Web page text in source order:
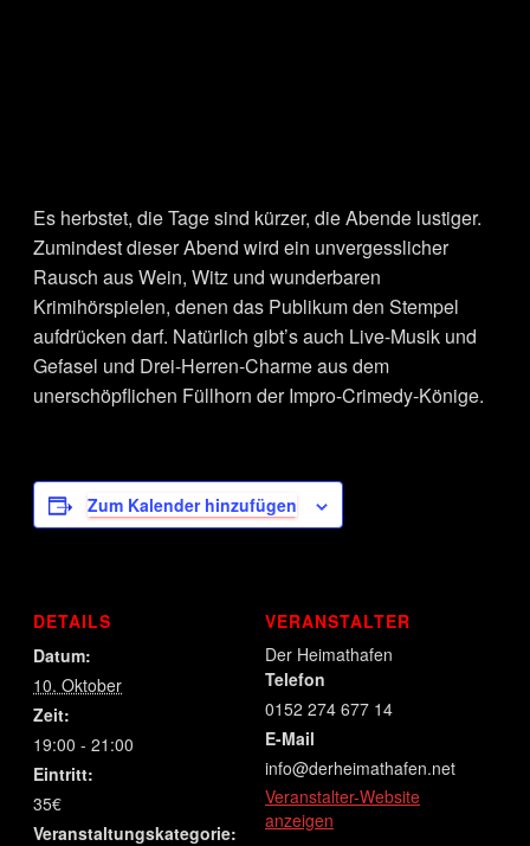
Es herbstet, die Tage sind kürzer, die Abende lustiger.
Zumindest dieser Abend wird ein unvergesslicher
Rausch aus Wein, Witz und wunderbaren
Krimihörspielen, denen das Publikum den Stempel
aufdrücken darf. Natürlich gibt’s auch Live-Musik und
Gefasel und Drei-Herren-Charme aus dem
unerschöpflichen Füllhorn der Impro-Crimedy-Könige.
Zum Kalender hinzufügen
DETAILS
Datum:
10. Oktober
Zeit:
19:00 - 21:00
Eintritt:
35€
Veranstaltungskategorie:
VERANSTALTER
Der Heimathafen
Telefon
0152 274 677 14
E-Mail
info@derheimathafen.net
Veranstalter-Website
anzeigen